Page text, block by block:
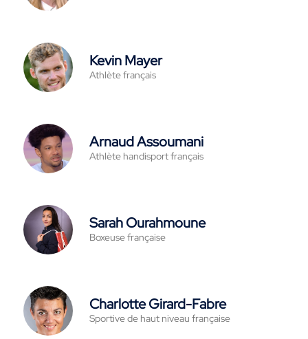
Kevin Mayer
Athlète français
Arnaud Assoumani
Athlète handisport français
Sarah Ourahmoune
Boxeuse française
Charlotte Girard-Fabre
Sportive de haut niveau française